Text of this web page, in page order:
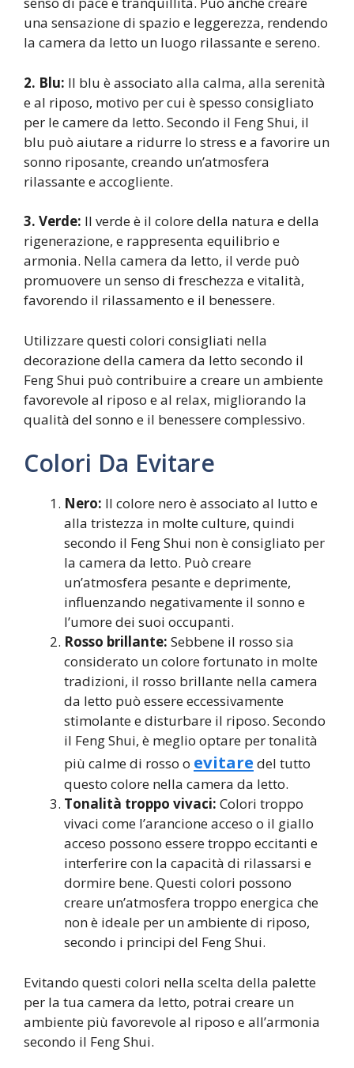
una sensazione di spazio e leggerezza, rendendo
la camera da letto un luogo rilassante e sereno.
2. Blu: Il blu è associato alla calma, alla serenità
e al riposo, motivo per cui è spesso consigliato
per le camere da letto. Secondo il Feng Shui, il
blu può aiutare a ridurre lo stress e a favorire un
sonno riposante, creando un’atmosfera
rilassante e accogliente.
3. Verde: Il verde è il colore della natura e della
rigenerazione, e rappresenta equilibrio e
armonia. Nella camera da letto, il verde può
promuovere un senso di freschezza e vitalità,
favorendo il rilassamento e il benessere.
Utilizzare questi colori consigliati nella
decorazione della camera da letto secondo il
Feng Shui può contribuire a creare un ambiente
favorevole al riposo e al relax, migliorando la
qualità del sonno e il benessere complessivo.
Colori Da Evitare
Nero: Il colore nero è associato al lutto e
alla tristezza in molte culture, quindi
secondo il Feng Shui non è consigliato per
la camera da letto. Può creare
un’atmosfera pesante e deprimente,
influenzando negativamente il sonno e
l’umore dei suoi occupanti.
Rosso brillante: Sebbene il rosso sia
considerato un colore fortunato in molte
tradizioni, il rosso brillante nella camera
da letto può essere eccessivamente
stimolante e disturbare il riposo. Secondo
il Feng Shui, è meglio optare per tonalità
più calme di rosso o evitare del tutto
questo colore nella camera da letto.
Tonalità troppo vivaci: Colori troppo
vivaci come l’arancione acceso o il giallo
acceso possono essere troppo eccitanti e
interferire con la capacità di rilassarsi e
dormire bene. Questi colori possono
creare un’atmosfera troppo energica che
non è ideale per un ambiente di riposo,
secondo i principi del Feng Shui.
Evitando questi colori nella scelta della palette
per la tua camera da letto, potrai creare un
ambiente più favorevole al riposo e all’armonia
secondo il Feng Shui.